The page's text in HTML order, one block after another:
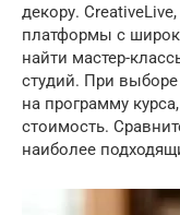
декору.
платформы с
найти мастер-
студий. При
на программу
стоимость.
наиболее